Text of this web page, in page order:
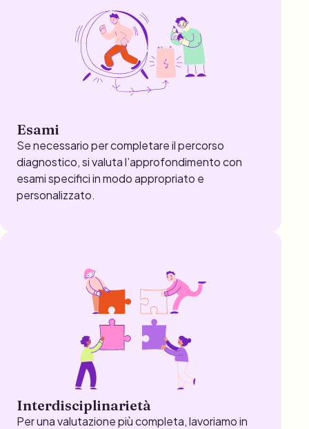
Esami
Se necessario per completare il percorso
diagnostico, si valuta l’approfondimento con
esami specifici in modo appropriato e
personalizzato.
Interdisciplinarietà
Per una valutazione più completa, lavoriamo in